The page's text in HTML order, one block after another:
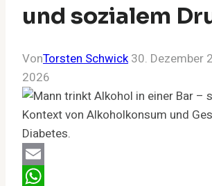
und sozialem
VonTorsten Schwick 30. Dezember
2026
Email